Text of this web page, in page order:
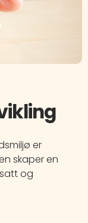
er
skaper en
og